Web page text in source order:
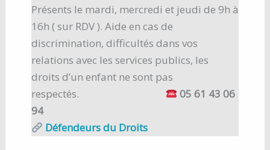
Présents le mardi, mercredi et jeudi de 9h à
16h ( sur RDV ). Aide en cas de
discrimination, difficultés dans vos
relations avec les services publics, les
droits d’un enfant ne sont pas
respectés.
05 61 43 06
94
Défendeurs du Droits